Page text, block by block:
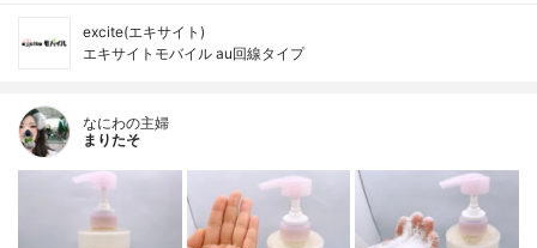
excite(エキサイト)
エキサイトモバイル au回線タイプ
なにわの主婦
まりたそ